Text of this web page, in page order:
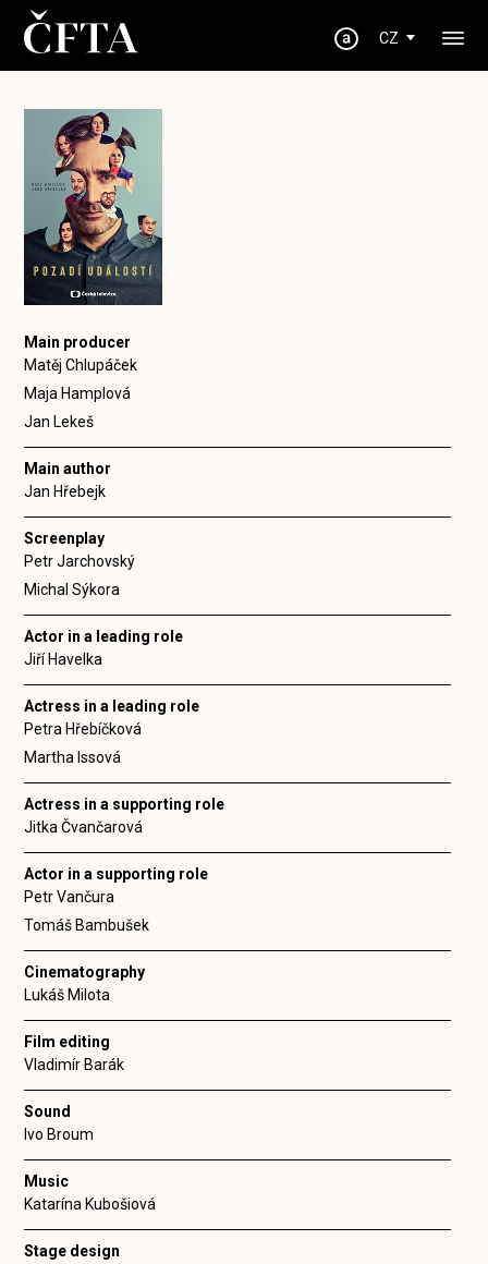
CZ
Main producer
Matěj Chlupáček
Maja Hamplová
Jan Lekeš
Main author
Jan Hřebejk
Screenplay
Petr Jarchovský
Michal Sýkora
Actor in a leading role
Jiří Havelka
Actress in a leading role
Petra Hřebíčková
Martha Issová
Actress in a supporting role
Jitka Čvančarová
Actor in a supporting role
Petr Vančura
Tomáš Bambušek
Cinematography
Lukáš Milota
Film editing
Vladimír Barák
Sound
Ivo Broum
Music
Katarína Kubošiová
Stage design